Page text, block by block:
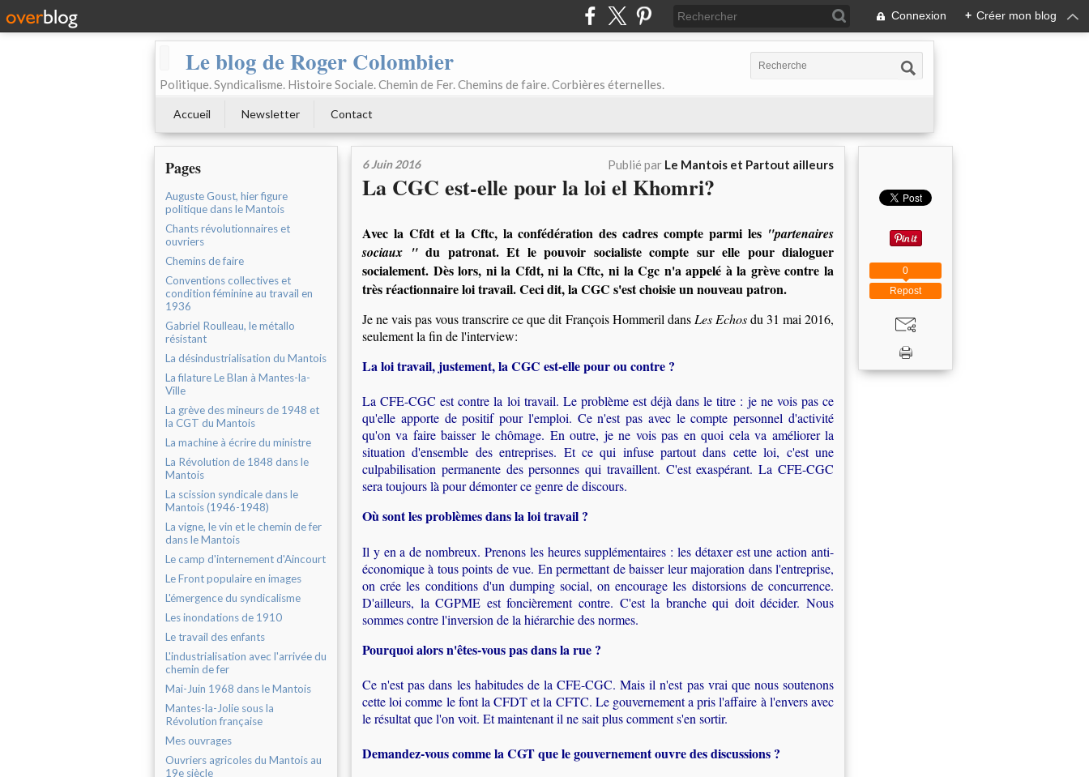
Connexion + Créer mon blog
Le blog de Roger Colombier
Politique. Syndicalisme. Histoire Sociale. Chemin de Fer. Chemins de faire. Corbières éternelles.
Accueil Newsletter Contact
Pages
Auguste Goust, hier figure
politique dans le Mantois
Chants révolutionnaires et
ouvriers
Chemins de faire
Conventions collectives et
condition féminine au travail en
1936
Gabriel Roulleau, le métallo
résistant
La désindustrialisation du Mantois
La filature Le Blan à Mantes-la-
Ville
La grève des mineurs de 1948 et
la CGT du Mantois
La machine à écrire du ministre
La Révolution de 1848 dans le
Mantois
La scission syndicale dans le
Mantois (1946-1948)
La vigne, le vin et le chemin de fer
dans le Mantois
Le camp d'internement d'Aincourt
Le Front populaire en images
L'émergence du syndicalisme
Les inondations de 1910
Le travail des enfants
L'industrialisation avec l'arrivée du
chemin de fer
Mai-Juin 1968 dans le Mantois
Mantes-la-Jolie sous la
Révolution française
Mes ouvrages
Ouvriers agricoles du Mantois au
19e siècle
6 Juin 2016 Publié par Le Mantois et Partout ailleurs
La CGC est-elle pour la loi el Khomri?
Avec la Cfdt et la Cftc, la confédération des cadres compte parmi les "partenaires
sociaux "du patronat. Et le pouvoir socialiste compte sur elle pour dialoguer
socialement. Dès lors, ni la Cfdt, ni la Cftc, ni la Cgc n'a appelé à la grève contre la
très réactionnaire loi travail. Ceci dit, la CGC s'est choisie un nouveau patron.
Je ne vais pas vous transcrire ce que dit François Hommeril dans Les Echosdu 31 mai 2016,
seulement la fin de l'interview:
La loi travail, justement, la CGC est-elle pour ou contre ?
La CFE-CGC est contre la loi travail. Le problème est déjà dans le titre : je ne vois pas ce
qu'elle apporte de positif pour l'emploi. Ce n'est pas avec le compte personnel d'activité
qu'on va faire baisser le chômage. En outre, je ne vois pas en quoi cela va améliorer la
situation d'ensemble des entreprises. Et ce qui infuse partout dans cette loi, c'est une
culpabilisation permanente des personnes qui travaillent. C'est exaspérant. La CFE-CGC
sera toujours là pour démonter ce genre de discours.
Où sont les problèmes dans la loi travail ?
Il y en a de nombreux. Prenons les heures supplémentaires : les détaxer est une action anti-
économique à tous points de vue. En permettant de baisser leur majoration dans l'entreprise,
on crée les conditions d'un dumping social, on encourage les distorsions de concurrence.
D'ailleurs, la CGPME est foncièrement contre. C'est la branche qui doit décider. Nous
sommes contre l'inversion de la hiérarchie des normes.
Pourquoi alors n'êtes-vous pas dans la rue ?
Ce n'est pas dans les habitudes de la CFE-CGC. Mais il n'est pas vrai que nous soutenons
cette loi comme le font la CFDT et la CFTC. Le gouvernement a pris l'affaire à l'envers avec
le résultat que l'on voit. Et maintenant il ne sait plus comment s'en sortir.
Demandez-vous comme la CGT que le gouvernement ouvre des discussions ?
Repost
0